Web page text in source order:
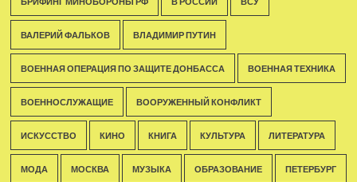
ВАЛЕРИЙ ФАЛЬКОВ ВЛАДИМИР ПУТИН
ВОЕННАЯ ОПЕРАЦИЯ ПО ЗАЩИТЕ ДОНБАССА ВОЕННАЯ ТЕХНИКА
ВОЕННОСЛУЖАЩИЕ ВООРУЖЕННЫЙ КОНФЛИКТ
ИСКУССТВО КИНО КНИГА КУЛЬТУРА ЛИТЕРАТУРА
МОДА МОСКВА МУЗЫКА ОБРАЗОВАНИЕ ПЕТЕРБУРГ